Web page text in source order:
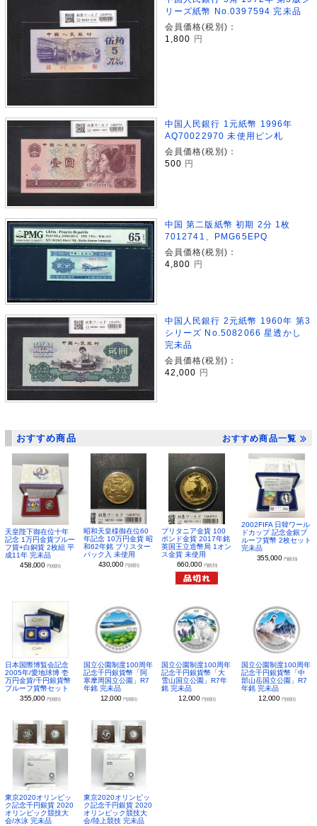
リーズ紙幣 No.0397594 完未品
会員価格(税別)：
1,800 円
中国人民銀行 1元紙幣 1996年
AQ70022970 未使用ピン札
会員価格(税別)：
500 円
中国 第二版紙幣 初期 2分 1枚
7012741、PMG65EPQ
会員価格(税別)：
4,800
円
中国人民銀行 2元紙幣 1960年 第3
シリーズ No.5082066 星透かし
完未品
会員価格(税別)：
42,000
円
おすすめ商品 おすすめ商品一覧
天皇陛下御在位十年
記念 1万円金貨プルー
フ貨+白銅貨 2枚組 平
成11年 完未品
458,000 円(税別)
昭和天皇様御在位60
年記念 10万円金貨 昭
和62年銘 ブリスター
パック入 未使用
430,000 円(税別)
ブリタニア金貨 100
ポンド金貨 2017年銘
英国王立造幣局 1オン
ス金貨 未使用
660,000 円(税別)
2002FIFA 日韓ワール
ドカップ 記念金銀プ
ルーフ貨幣 2枚セット
完未品
355,000 円(税別)
日本国際博覧会記念
2005年/愛地球博 壱
万円金貨/千円銀貨幣
プルーフ貨幣セット
355,000 円(税別)
国立公園制度100周年
記念千円銀貨幣「阿
寒摩周国立公園」R7
年銘 完未品
12,000 円(税別)
国立公園制度100周年
記念千円銀貨幣「大
雪山国立公園」R7年
銘 完未品
12,000 円(税別)
国立公園制度100周年
記念千円銀貨幣「中
部山岳国立公園」R7
年銘 完未品
12,000 円(税別)
東京2020オリンピッ
ク記念千円銀貨 2020
オリンピック競技大
会/水泳 完未品
東京2020オリンピッ
ク記念千円銀貨 2020
オリンピック競技大
会/陸上競技 完未品